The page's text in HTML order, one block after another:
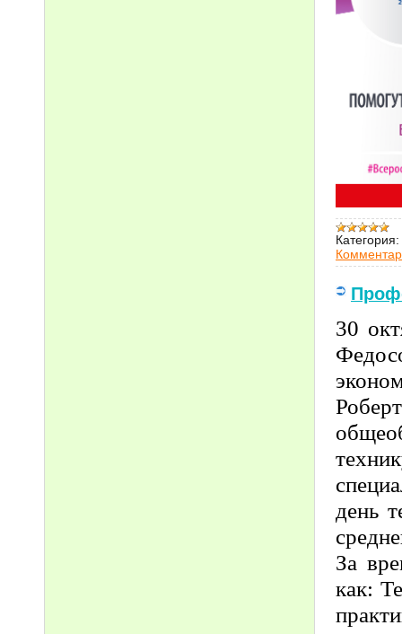
Категория:
30
день
За
как: